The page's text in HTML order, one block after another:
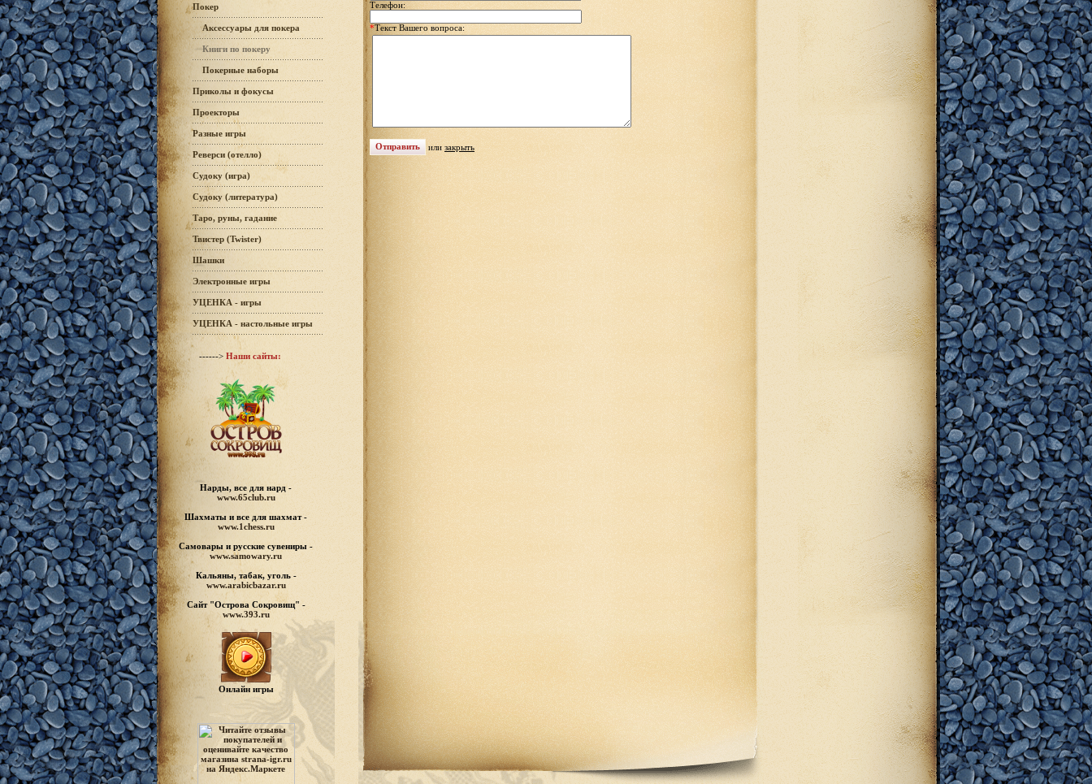
Покер
Аксессуары для покера
Книги по покеру
Покерные наборы
Приколы и фокусы
Проекторы
Разные игры
Реверси (отелло)
Судоку (игра)
Судоку (литература)
Таро, руны, гадание
Твистер (Twister)
Шашки
Электронные игры
УЦЕНКА - игры
УЦЕНКА - настольные игры
------> Наши сайты:
Нарды, все для нард -
www.65club.ru
Шахматы и все для шахмат -
www.1chess.ru
Самовары и русские сувениры -
www.samowary.ru
Кальяны, табак, уголь -
www.arabicbazar.ru
Сайт "Острова Сокровищ" -
www.393.ru
Онлайн игры
Телефон:
*Текст Вашего вопроса:
или закрыть